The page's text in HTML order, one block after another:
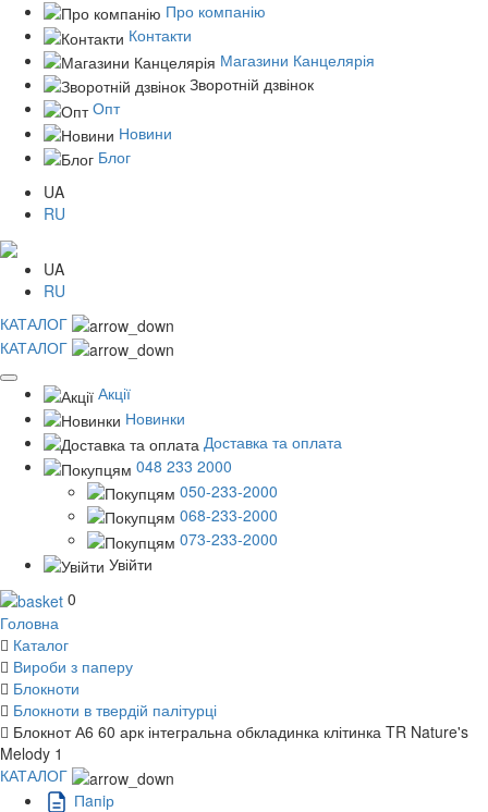
Про компанію
Контакти
Магазини Канцелярія
Зворотній дзвінок
Опт
Новини
Блог
UA
RU
UA
RU
КАТАЛОГ
КАТАЛОГ
Акції
Новинки
Доставка та оплата
048 233 2000
050-233-2000
068-233-2000
073-233-2000
Увійти
0
Головна
Каталог
Вироби з паперу
Блокноти
Блокноти в твердій палітурці
Блокнот А6 60 арк інтегральна обкладинка клітинка TR Nature's
Melody 1
КАТАЛОГ
Пaпiр